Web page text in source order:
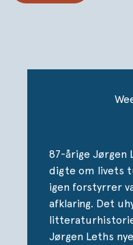
87-årige Jørgen
digte om livets
igen forstyrrer
afklaring. Det
Jørgen Leths